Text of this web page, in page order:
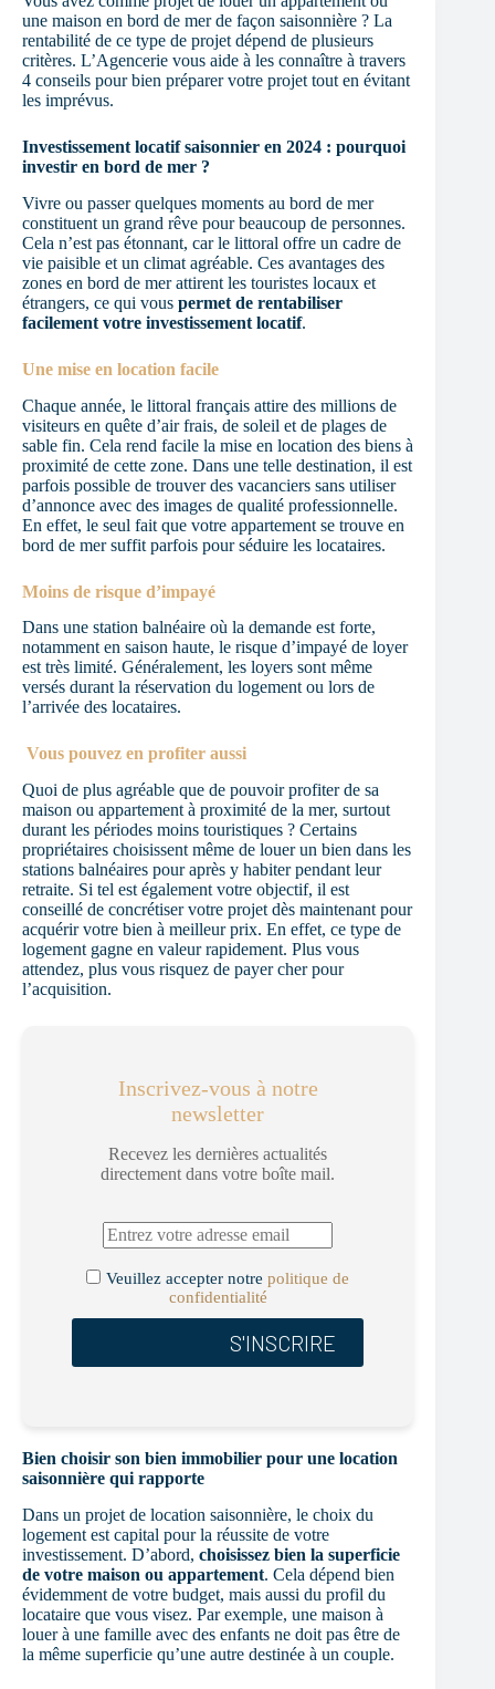
une maison en bord de mer de façon saisonnière ? La
rentabilité de ce type de projet dépend de plusieurs
critères. L’Agencerie vous aide à les connaître à travers
4 conseils pour bien préparer votre projet tout en évitant
les imprévus.
Investissement locatif saisonnier en 2024 : pourquoi
investir en bord de mer ?
Vivre ou passer quelques moments au bord de mer
constituent un grand rêve pour beaucoup de personnes.
Cela n’est pas étonnant, car le littoral offre un cadre de
vie paisible et un climat agréable. Ces avantages des
zones en bord de mer attirent les touristes locaux et
étrangers, ce qui vous permet de rentabiliser
facilement votre investissement locatif.
Une mise en location facile
Chaque année, le littoral français attire des millions de
visiteurs en quête d’air frais, de soleil et de plages de
sable fin. Cela rend facile la mise en location des biens à
proximité de cette zone. Dans une telle destination, il est
parfois possible de trouver des vacanciers sans utiliser
d’annonce avec des images de qualité professionnelle.
En effet, le seul fait que votre appartement se trouve en
bord de mer suffit parfois pour séduire les locataires.
Moins de risque d’impayé
Dans une station balnéaire où la demande est forte,
notamment en saison haute, le risque d’impayé de loyer
est très limité. Généralement, les loyers sont même
versés durant la réservation du logement ou lors de
l’arrivée des locataires.
Vous pouvez en profiter aussi
Quoi de plus agréable que de pouvoir profiter de sa
maison ou appartement à proximité de la mer, surtout
durant les périodes moins touristiques ? Certains
propriétaires choisissent même de louer un bien dans les
stations balnéaires pour après y habiter pendant leur
retraite. Si tel est également votre objectif, il est
conseillé de concrétiser votre projet dès maintenant pour
acquérir votre bien à meilleur prix. En effet, ce type de
logement gagne en valeur rapidement. Plus vous
attendez, plus vous risquez de payer cher pour
l’acquisition.
Inscrivez-vous à notre
newsletter
Recevez les dernières actualités
directement dans votre boîte mail.
Veuillez accepter notrepolitique de
confidentialité
Bien choisir son bien immobilier pour une location
saisonnière qui rapporte
Dans un projet de location saisonnière, le choix du
logement est capital pour la réussite de votre
investissement. D’abord, choisissez bien la superficie
de votre maison ou appartement. Cela dépend bien
évidemment de votre budget, mais aussi du profil du
locataire que vous visez. Par exemple, une maison à
louer à une famille avec des enfants ne doit pas être de
la même superficie qu’une autre destinée à un couple.